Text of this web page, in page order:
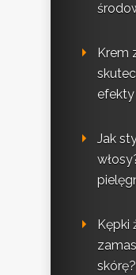
Krem
Jak
Kępki
skórę?